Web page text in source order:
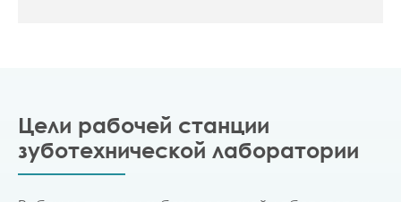
Цели рабочей станции
зуботехнической лаборатории